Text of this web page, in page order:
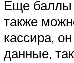
Еще баллы
также
кассира,
данные,